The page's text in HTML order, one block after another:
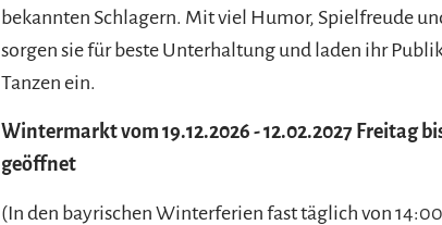
bekannten Schlagern. Mit viel Humor, Spielfreude
sorgen sie für beste Unterhaltung und laden ihr
Tanzen ein.
Wintermarkt vom 19.12.2026 - 12.02.2027 Freitag
geöffnet
(In den bayrischen Winterferien fast täglich von